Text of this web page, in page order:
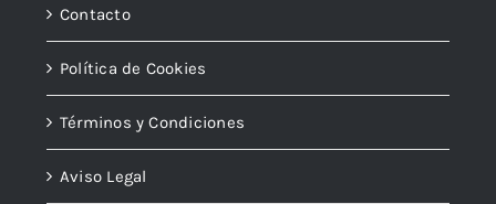
Contacto
Política de Cookies
Términos y Condiciones
Aviso Legal